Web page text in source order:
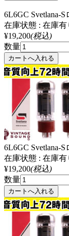
6L6GC Svetlana-
在庫状態 : 在庫有
¥19,200(税込)
数量
6L6GC Svetlana-
在庫状態 : 在庫有
¥19,200(税込)
数量